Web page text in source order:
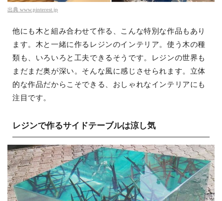
出典 www.pinterest.jp
他にも木と組み合わせて作る、こんな特別な作品もあり
ます。木と一緒に作るレジンのインテリア。使う木の種
類も、いろいろと工夫できるそうです。レジンの世界も
まだまだ奥が深い。そんな風に感じさせられます。立体
的な作品だからこそできる、おしゃれなインテリアにも
注目です。
レジンで作るサイドテーブルは涼し気